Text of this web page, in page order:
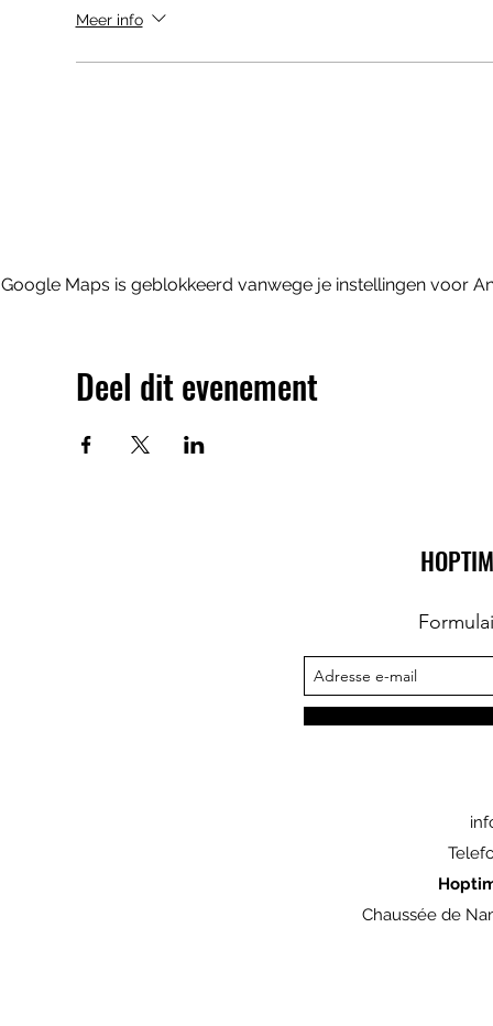
Meer info
Google Maps is geblokkeerd vanwege je instellingen voor
Deel dit evenement
Chaussée de